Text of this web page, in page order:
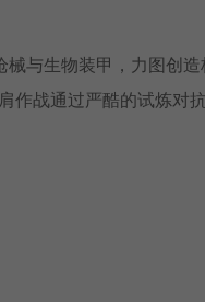
与生物装甲，力图创
作战通过严酷的试炼对抗